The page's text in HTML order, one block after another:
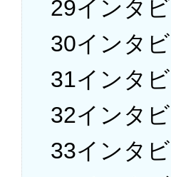
29インタ
30インタ
31インタ
32インタ
33インタ